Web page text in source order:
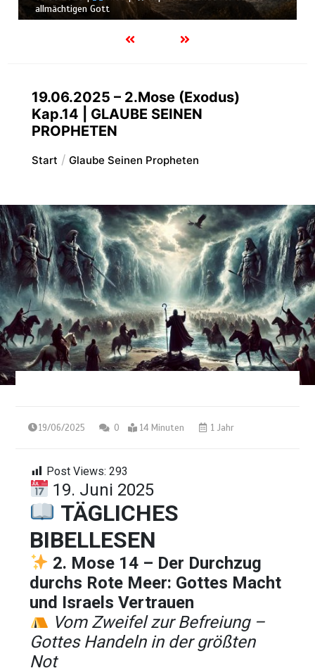
Schöpfung
19.06.2025 – 2.Mose (Exodus)
Kap.14 | GLAUBE SEINEN
PROPHETEN
Start Glaube Seinen Propheten
19/06/2025 0 14 Minuten 1 Jahr
Post Views: 293
19. Juni 2025
TÄGLICHES
BIBELLESEN
2. Mose 14 – Der Durchzug
durchs Rote Meer: Gottes Macht
und Israels Vertrauen
Vom Zweifel zur Befreiung –
Gottes Handeln in der größten
Not